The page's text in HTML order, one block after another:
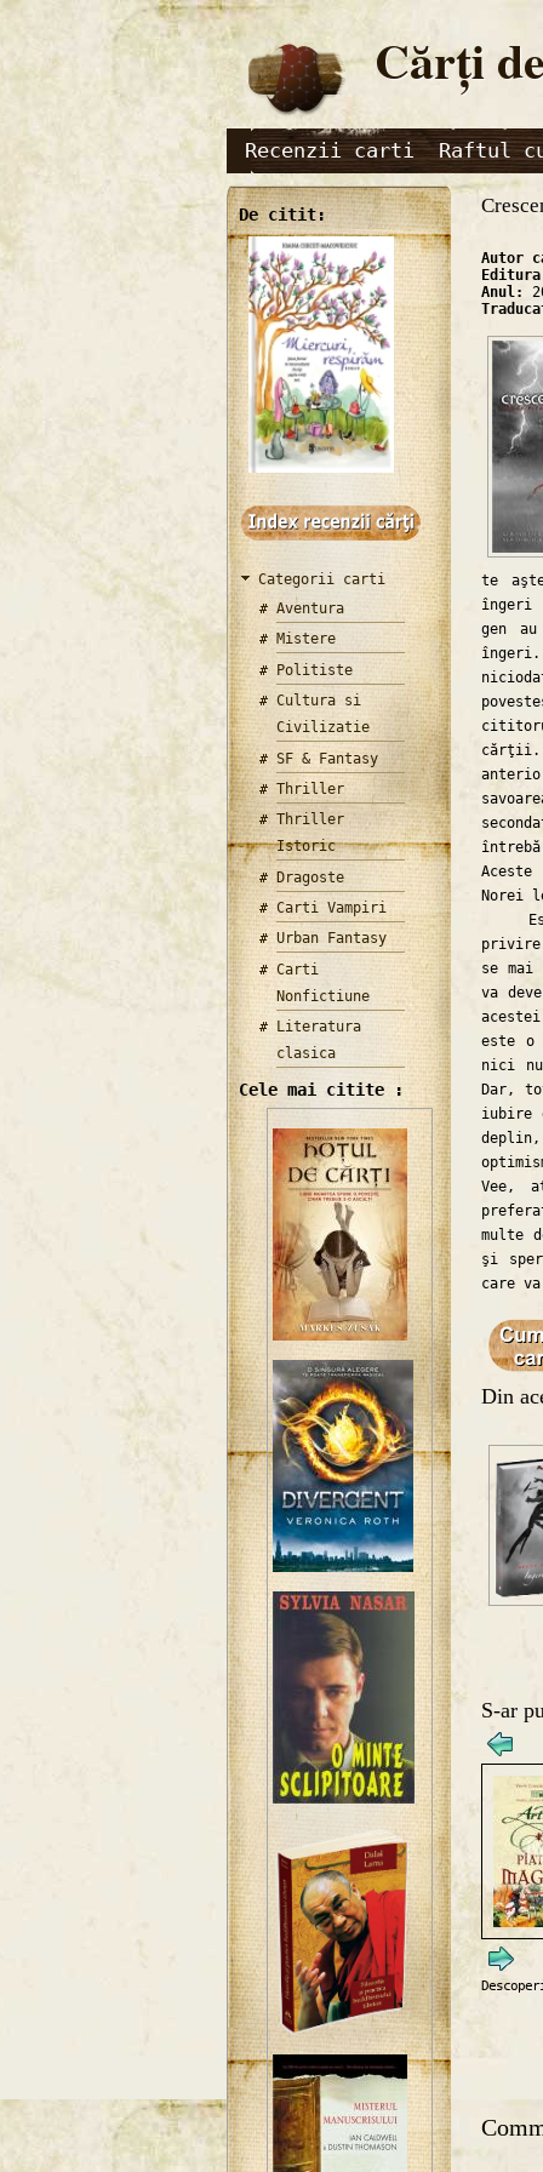
Cărţi
Recenzii carti Raftul
De citit:
Categorii carti
Aventura
Mistere
Politiste
Cultura si
Civilizatie
SF & Fantasy
Thriller
Thriller
Istoric
Dragoste
Carti Vampiri
Urban Fantasy
Carti
Nonfictiune
Literatura
clasica
Cele mai citite :
Autor
Anul:
te
îngeri
gen
cărţii.
Norei
Este
privire
se
va
este o
nici
Dar,
iubire
Vee,
multe
şi
care
Din
S-ar